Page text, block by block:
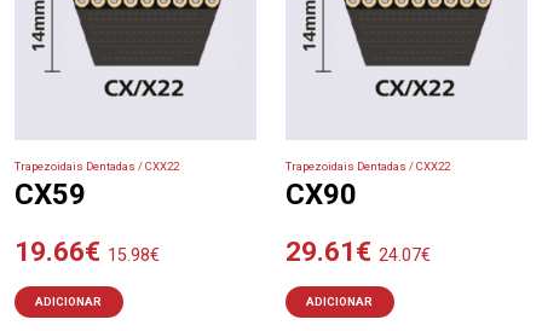
Trapezoidais Dentadas / CXX22
CX59
19.66€ 15.98€
ADICIONAR
Trapezoidais Dentadas / CXX22
CX90
29.61€ 24.07€
ADICIONAR